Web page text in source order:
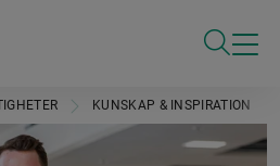
KUNSKAP & INSPIRATION